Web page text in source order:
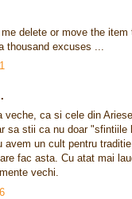
delete or move the
thousand excuses ...
veche, ca si cele din
sa stii ca nu doar
avem un cult pentru
fac asta. Cu atat mai
vechi.